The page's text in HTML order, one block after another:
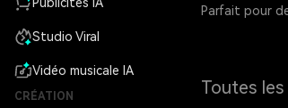
Studio Viral
Vidéo musicale IA
CRÉATION
Parfait pour
Toutes